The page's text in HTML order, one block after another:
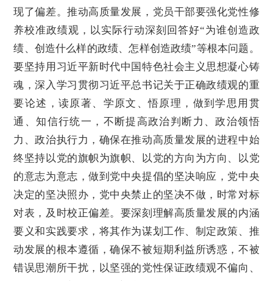
现了偏差。推动高质量发展，党员干部要强化党性修
养校准政绩观，以实际行动深刻回答好“为谁创造政
绩、创造什么样的政绩、怎样创造政绩”等根本问题。
要坚持用习近平新时代中国特色社会主义思想凝心铸
魂，深入学习贯彻习近平总书记关于正确政绩观的重
要论述，读原著、学原文、悟原理，做到学思用贯
通、知信行统一，不断提高政治判断力、政治领悟
力、政治执行力，确保在推动高质量发展的进程中始
终坚持以党的旗帜为旗帜、以党的方向为方向、以党
的意志为意志，做到党中央提倡的坚决响应，党中央
决定的坚决照办，党中央禁止的坚决不做，时常对标
对表，及时校正偏差。要深刻理解高质量发展的内涵
要义和实践要求，将其作为谋划工作、制定政策、推
动发展的根本遵循，确保不被短期利益所诱惑，不被
错误思潮所干扰，以坚强的党性保证政绩观不偏向、